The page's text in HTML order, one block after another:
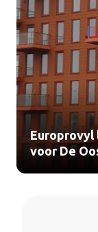
voor De